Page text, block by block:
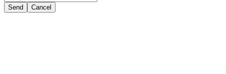
Send Cancel